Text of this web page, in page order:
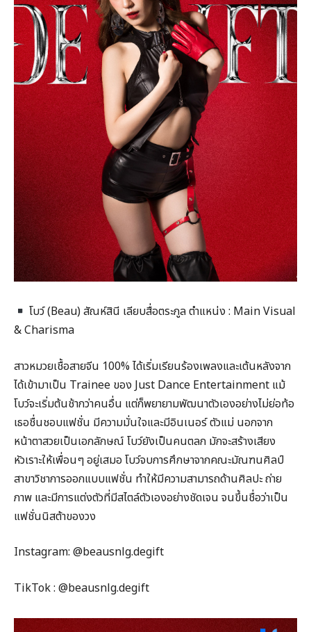
โบว์ (Beau) สัณห์สินี เลียบสื่อตระกูล ตำแหน่ง : Main Visual
& Charisma
สาวหมวยเชื้อสายจีน 100% ได้เริ่มเรียนร้องเพลงและเต้นหลังจาก
ได้เข้ามาเป็น Trainee ของ Just Dance Entertainment แม้
โบว์จะเริ่มต้นช้ากว่าคนอื่น แต่ก็พยายามพัฒนาตัวเองอย่างไม่ย่อท้อ
เธอชื่นชอบแฟชั่น มีความมั่นใจและมีอินเนอร์ ตัวแม่ นอกจาก
หน้าตาสวยเป็นเอกลักษณ์ โบว์ยังเป็นคนตลก มักจะสร้างเสียง
หัวเราะให้เพื่อนๆ อยู่เสมอ โบว์จบการศึกษาจากคณะมัณฑนศิลป์
สาขาวิชาการออกแบบแฟชั่น ทำให้มีความสามารถด้านศิลปะ ถ่าย
ภาพ และมีการแต่งตัวที่มีสไตล์ตัวเองอย่างชัดเจน จนขึ้นชื่อว่าเป็น
แฟชั่นนิสต้าของวง
Instagram: @beausnlg.degift
TikTok : @beausnlg.degift